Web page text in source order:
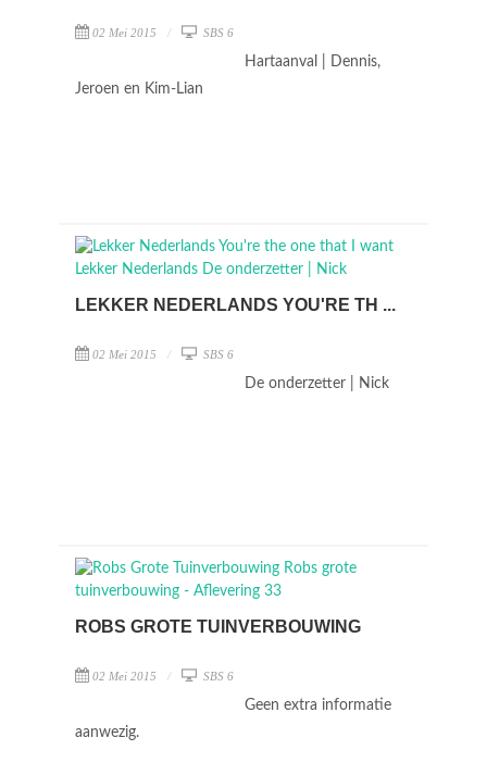
02 Mei 2015 SBS 6
Hartaanval | Dennis,
Jeroen en Kim-Lian
LEKKER NEDERLANDS YOU'RE TH ...
02 Mei 2015 SBS 6
De onderzetter | Nick
ROBS GROTE TUINVERBOUWING
02 Mei 2015 SBS 6
Geen extra informatie
aanwezig.